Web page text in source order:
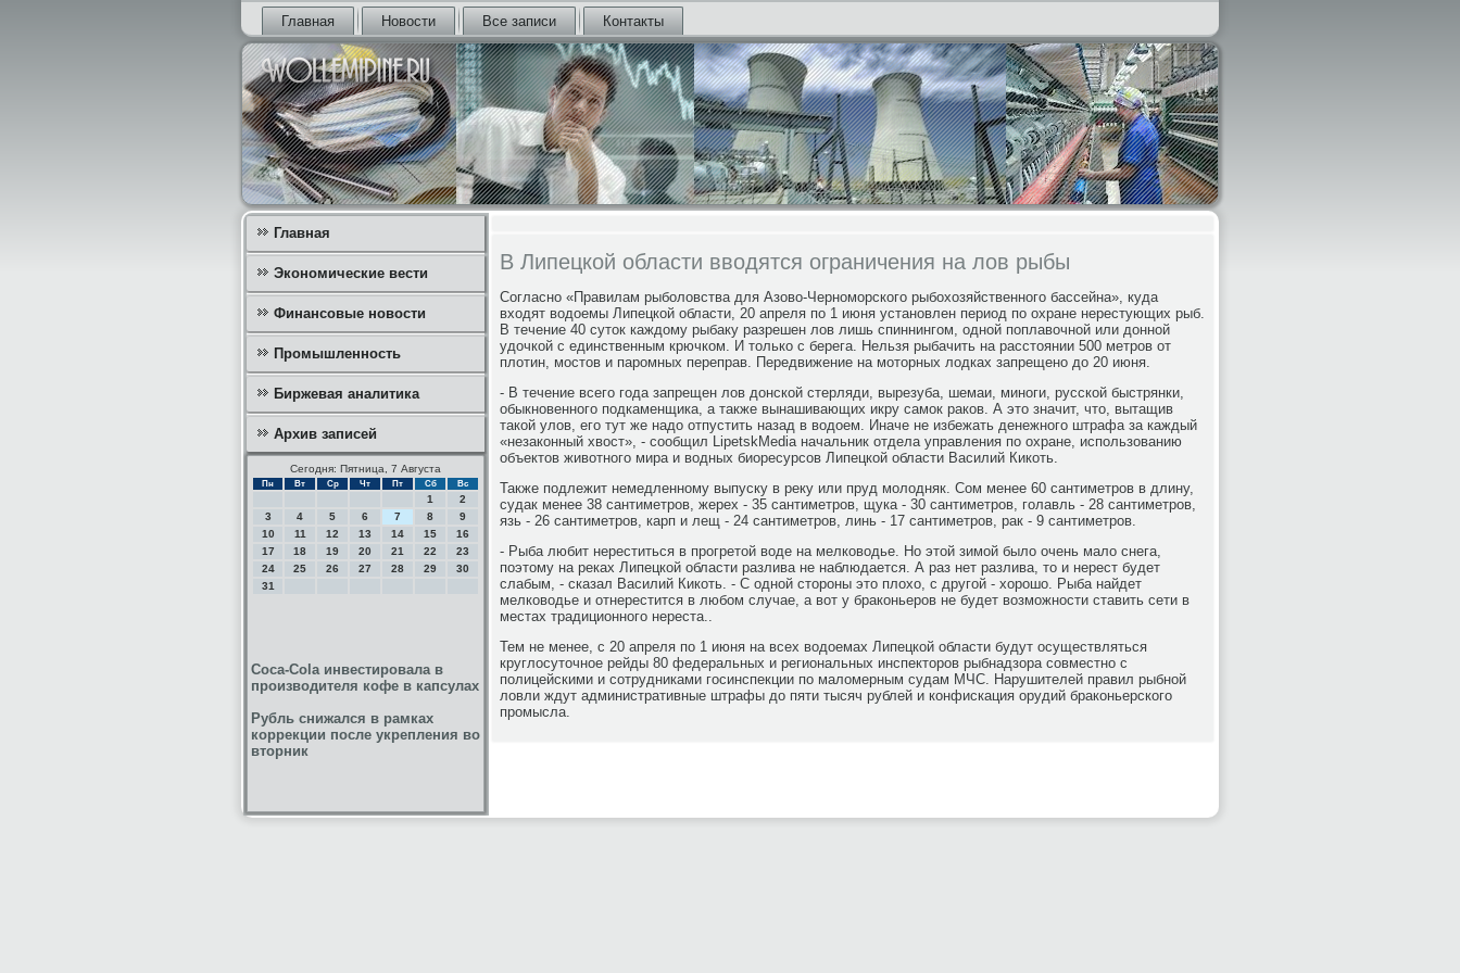
Главная Новости Все записи Контакты
Главная
Экономические вести
Финансовые новости
Промышленность
Биржевая аналитика
Архив записей
Сегодня: Пятница, 7 Августа
Пн Вт Ср Чт Пт Сб Вс
1
2
3
4 5 6 7 8
9
10
11 12 13 14 15
16
17
18 19 20 21 22
23
24
25 26 27 28 29
30
31
Coca-Cola инвестировала в
производителя кофе в капсулах
Рубль cнижался в рамках
коррекции после укрепления во
вторник
В Липецкой области вводятся ограничения на лов рыбы
Согласно «Правилам рыболовства для Азово-Черноморского рыбохозяйственного бассейна», куда
входят водоемы Липецкой области, 20 апреля по 1 июня установлен период по охране нерестующих рыб.
В течение 40 суток каждому рыбаку разрешен лов лишь спиннингом, одной поплавочной или донной
удочкой с единственным крючком. И только с берега. Нельзя рыбачить на расстоянии 500 метров от
плотин, мостов и паромных переправ. Передвижение на моторных лодках запрещено до 20 июня.
- В течение всего года запрещен лов донской стерляди, вырезуба, шемаи, миноги, русской быстрянки,
обыкновенного подкаменщика, а также вынашивающих икру самок раков. А это значит, что, вытащив
такой улов, его тут же надо отпустить назад в водоем. Иначе не избежать денежного штрафа за каждый
«незаконный хвост», - сообщил LipetskMedia начальник отдела управления по охране, использованию
объектов животного мира и водных биоресурсов Липецкой области Василий Кикоть.
Также подлежит немедленному выпуску в реку или пруд молодняк. Сом менее 60 сантиметров в длину,
судак менее 38 сантиметров, жерех - 35 сантиметров, щука - 30 сантиметров, голавль - 28 сантиметров,
язь - 26 сантиметров, карп и лещ - 24 сантиметров, линь - 17 сантиметров, рак - 9 сантиметров.
- Рыба любит нереститься в прогретой воде на мелководье. Но этой зимой было очень мало снега,
поэтому на реках Липецкой области разлива не наблюдается. А раз нет разлива, то и нерест будет
слабым, - сказал Василий Кикоть. - С одной стороны это плохо, с другой - хорошо. Рыба найдет
мелководье и отнерестится в любом случае, а вот у браконьеров не будет возможности ставить сети в
местах традиционного нереста..
Тем не менее, с 20 апреля по 1 июня на всех водоемах Липецкой области будут осуществляться
круглосуточное рейды 80 федеральных и региональных инспекторов рыбнадзора совместно с
полицейскими и сотрудниками госинспекции по маломерным судам МЧС. Нарушителей правил рыбной
ловли ждут административные штрафы до пяти тысяч рублей и конфискация орудий браконьерского
промысла.